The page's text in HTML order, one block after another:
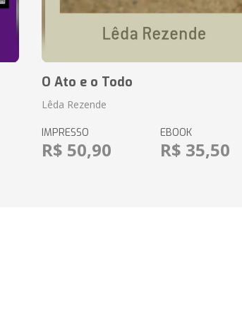
O Ato e o Todo
Lêda Rezende
IMPRESSO
R$ 50,90
EBOOK
R$ 35,50